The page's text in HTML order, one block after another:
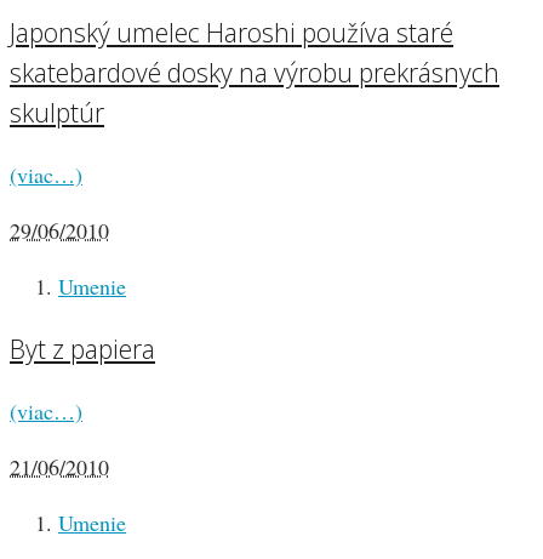
Japonský umelec Haroshi používa staré
skatebardové dosky na výrobu prekrásnych
skulptúr
(viac…)
29/06/2010
Umenie
Byt z papiera
(viac…)
21/06/2010
Umenie